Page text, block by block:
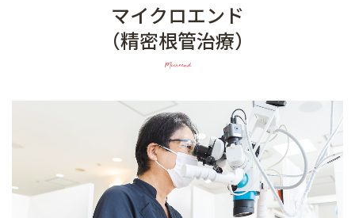
マイクロエンド
（精密根管治療）
Microend
インプラントによる治療
マイクロスコープを用いた治療
予防・メインテナンス
一般診療